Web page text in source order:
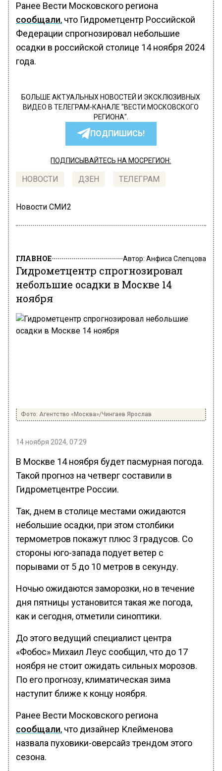
Ранее Вести Московского региона
сообщали, что Гидрометцентр Российской
Федерации спрогнозировал небольшие
осадки в российской столице 14 ноября 2024
года.
БОЛЬШЕ АКТУАЛЬНЫХ НОВОСТЕЙ И ЭКСКЛЮЗИВНЫХ
ВИДЕО В ТЕЛЕГРАМ-КАНАЛЕ "ВЕСТИ МОСКОВСКОГО
РЕГИОНА".
ПОДПИШИСЬ!
ПОДПИСЫВАЙТЕСЬ НА МОСРЕГИОН:
НОВОСТИ ДЗЕН ТЕЛЕГРАМ
Новости СМИ2
ГЛАВНОЕ Автор: Анфиса Слепцова
Гидрометцентр спрогнозировал
небольшие осадки в Москве 14
ноября
Фото: Агентство «Москва»/Чингаев Ярослав
14 ноября 2024, 07:29
В Москве 14 ноября будет пасмурная погода.
Такой прогноз на четверг составили в
Гидрометцентре России.
Так, днем в столице местами ожидаются
небольшие осадки, при этом столбики
термометров покажут плюс 3 градусов. Со
стороны юго-запада подует ветер с
порывами от 5 до 10 метров в секунду.
Ночью ожидаются заморозки, но в течение
дня пятницы установится такая же погода,
как и сегодня, отметили синоптики.
До этого ведущий специалист центра
«Фобос» Михаил Леус сообщил, что до 17
ноября не стоит ожидать сильных морозов.
По его прогнозу, климатическая зима
наступит ближе к концу ноября.
Ранее Вести Московского региона
сообщали, что дизайнер Клейменова
назвала пуховики-оверсайз трендом этого
сезона.